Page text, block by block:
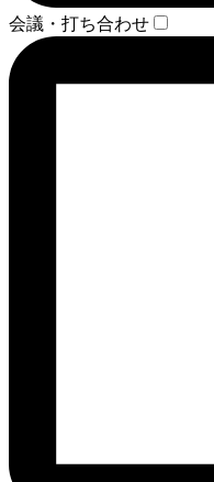
会議・打ち合わせ